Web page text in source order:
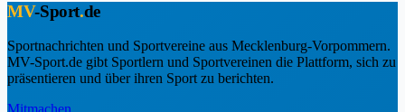
MV-Sport.de
Sportnachrichten und Sportvereine aus Mecklenburg-Vorpommern.
MV-Sport.de gibt Sportlern und Sportvereinen die Plattform, sich zu
präsentieren und über ihren Sport zu berichten.